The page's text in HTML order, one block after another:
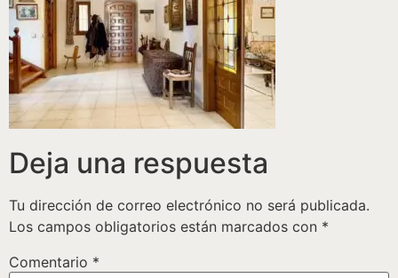
Deja una respuesta
Tu dirección de correo electrónico no será publicada.
Los campos obligatorios están marcados con *
Comentario *